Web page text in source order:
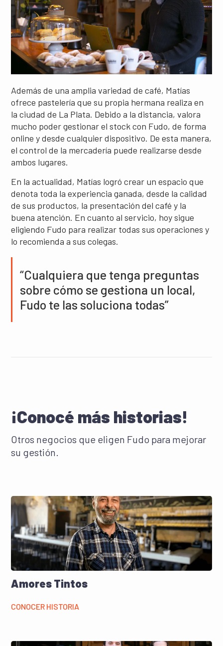
Además de una amplia variedad de café, Matías
ofrece pastelería que su propia hermana realiza en
la ciudad de La Plata. Debido a la distancia, valora
mucho poder gestionar el stock con Fudo, de forma
online y desde cualquier dispositivo. De esta manera,
el control de la mercadería puede realizarse desde
ambos lugares.
En la actualidad, Matías logró crear un espacio que
denota toda la experiencia ganada, desde la calidad
de sus productos, la presentación del café y la
buena atención. En cuanto al servicio, hoy sigue
eligiendo Fudo para realizar todas sus operaciones y
lo recomienda a sus colegas.
“Cualquiera que tenga preguntas
sobre cómo se gestiona un local,
Fudo te las soluciona todas”
¡Conocé más historias!
Otros negocios que eligen Fudo para mejorar
su gestión.
Amores Tintos
CONOCER HISTORIA